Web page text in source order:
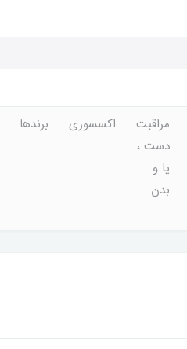
مراقبت
دست ،
پا و
بدن
اکسسوری برندها